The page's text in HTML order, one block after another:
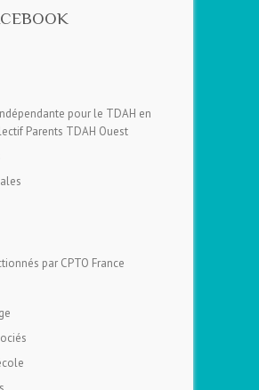
pour le TDAH en
Parents TDAH Ouest
par CPTO France